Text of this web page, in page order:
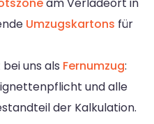
am Verladeort in
Umzugskartons für
uns als Fernumzug:
und alle
der Kalkulation.